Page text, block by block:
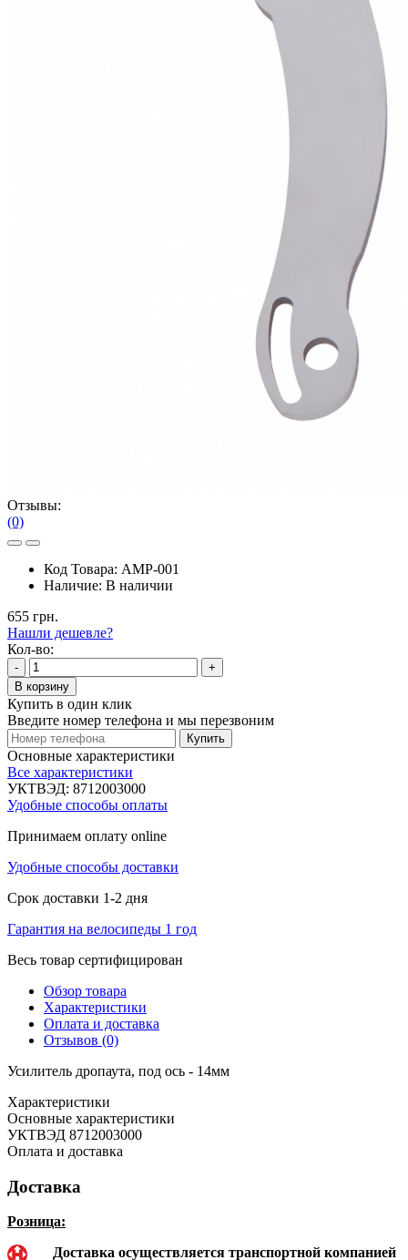
Отзывы:
(0)
Код Товара: AMP-001
Наличие: В наличии
655 грн.
Нашли дешевле?
Кол-во:
-
+
В корзину
Купить в один клик
Введите номер телефона и мы перезвоним
Купить
Основные характеристики
Все характеристики
УКТВЭД: 8712003000
Удобные способы оплаты
Принимаем оплату online
Удобные способы доставки
Срок доставки 1-2 дня
Гарантия на велосипеды 1 год
Весь товар сертифицирован
Обзор товара
Характеристики
Оплата и доставка
Отзывов (0)
Усилитель дропаута, под ось - 14мм
Характеристики
Основные характеристики
УКТВЭД 8712003000
Оплата и доставка
Доставка
Розница:
Доставка осуществляется транспортной компанией